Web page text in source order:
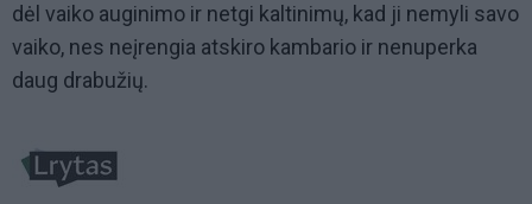
dėl vaiko auginimo ir netgi kaltinimų, kad ji nemyli savo
vaiko, nes neįrengia atskiro kambario ir nenuperka
daug drabužių.